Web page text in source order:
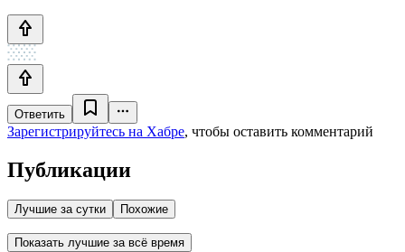
Ответить
Зарегистрируйтесь на Хабре, чтобы оставить комментарий
Публикации
Лучшие за сутки Похожие
Показать лучшие за всё время